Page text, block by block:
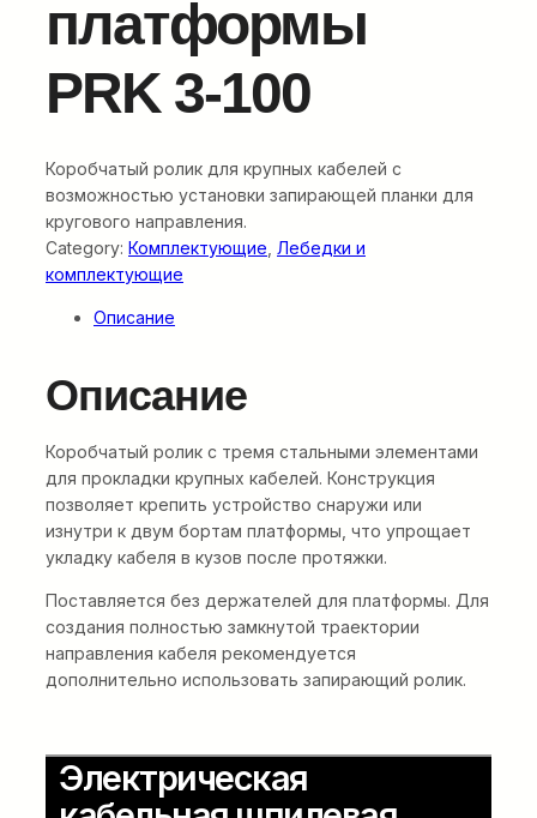
платформы
PRK 3-100
Коробчатый ролик для крупных кабелей с
возможностью установки запирающей планки для
кругового направления.
Category: Комплектующие Лебедки и
комплектующие
Описание
Описание
Коробчатый ролик с тремя стальными элементами
для прокладки крупных кабелей. Конструкция
позволяет крепить устройство снаружи или
изнутри к двум бортам платформы, что упрощает
укладку кабеля в кузов после протяжки.
Поставляется без держателей для платформы. Для
создания полностью замкнутой траектории
направления кабеля рекомендуется
дополнительно использовать запирающий ролик.
Электрическая